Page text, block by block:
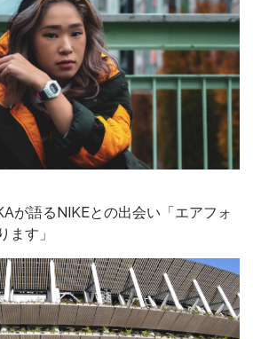
が語るNIKEとの出会い「エアフォ
ます」